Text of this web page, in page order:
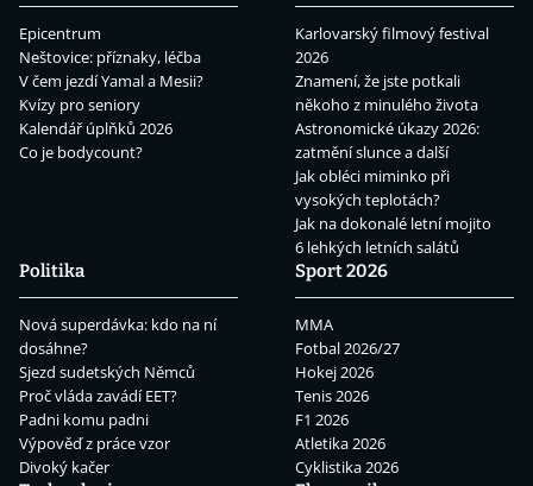
Epicentrum
Neštovice: příznaky, léčba
V čem jezdí Yamal a Mesii?
Kvízy pro seniory
Kalendář úplňků 2026
Co je bodycount?
Karlovarský filmový festival
2026
Znamení, že jste potkali
někoho z minulého života
Astronomické úkazy 2026:
zatmění slunce a další
Jak obléci miminko při
vysokých teplotách?
Jak na dokonalé letní mojito
6 lehkých letních salátů
Politika
Nová superdávka: kdo na ní
dosáhne?
Sjezd sudetských Němců
Proč vláda zavádí EET?
Padni komu padni
Výpověď z práce vzor
Divoký kačer
Sport 2026
MMA
Fotbal 2026/27
Hokej 2026
Tenis 2026
F1 2026
Atletika 2026
Cyklistika 2026